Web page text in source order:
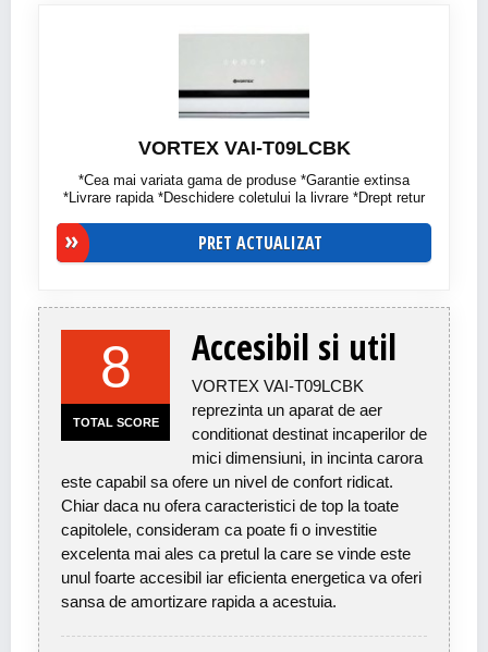
VORTEX VAI-T09LCBK
*Cea mai variata gama de produse *Garantie extinsa
*Livrare rapida *Deschidere coletului la livrare *Drept retur
PRET ACTUALIZAT
8
TOTAL SCORE
Accesibil si util
VORTEX VAI-T09LCBK
reprezinta un aparat de aer
conditionat destinat incaperilor de
mici dimensiuni, in incinta carora
este capabil sa ofere un nivel de confort ridicat.
Chiar daca nu ofera caracteristici de top la toate
capitolele, consideram ca poate fi o investitie
excelenta mai ales ca pretul la care se vinde este
unul foarte accesibil iar eficienta energetica va oferi
sansa de amortizare rapida a acestuia.